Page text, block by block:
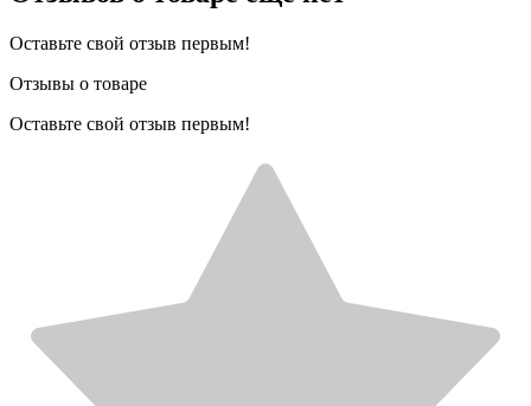
Оставьте свой отзыв первым!
Отзывы о товаре
Оставьте свой отзыв первым!